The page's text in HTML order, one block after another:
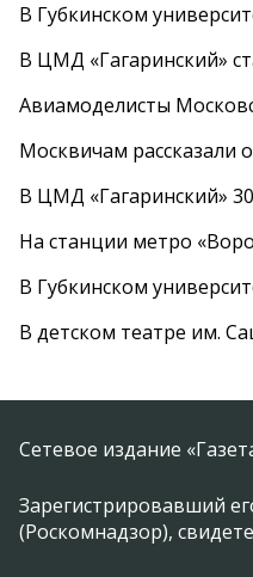
В Губкинском
В ЦМД «Гагаринский»
Авиамоделисты
Москвичам рассказали
В ЦМД «Гагаринский»
На станции метро
В Губкинском
В детском театре им.
Сетевое издание
Зарегистрировавший
(Роскомнадзор),